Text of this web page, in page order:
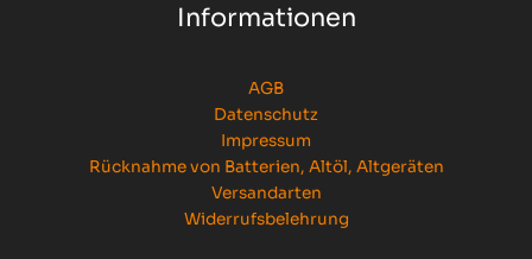
Informationen
AGB
Datenschutz
Impressum
Rücknahme von Batterien, Altöl, Altgeräten
Versandarten
Widerrufsbelehrung